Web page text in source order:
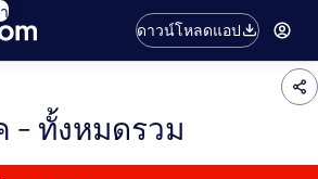
ดาวน์โหลดแอป
- ทั้งหมดรวม